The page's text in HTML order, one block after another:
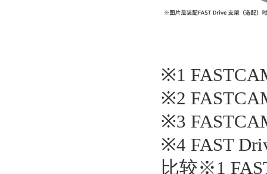
※1
※2
※3
※4 FAST
比较※1